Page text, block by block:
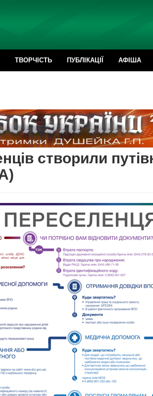
ТВОРЧІСТЬ ПУБЛІКАЦІЇ АФІША
створили